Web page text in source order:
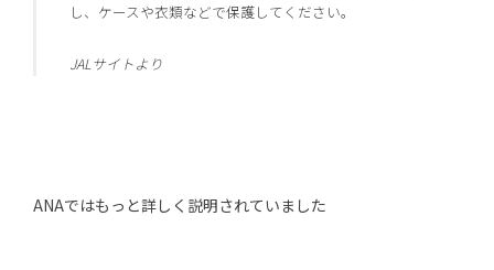
し、ケースや衣類などで保護してください。
JALサイトより
ANAではもっと詳しく説明されていました